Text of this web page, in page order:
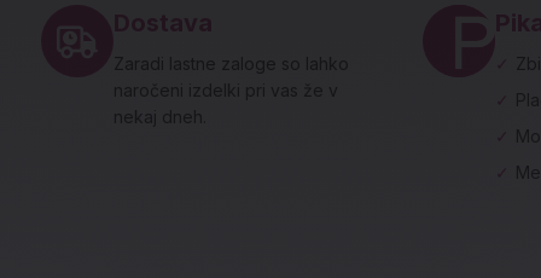
Zaradi lastne zaloge so lahko
naročeni izdelki pri vas že v
nekaj dneh.